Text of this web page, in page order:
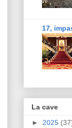
17,
La cave
► 2025